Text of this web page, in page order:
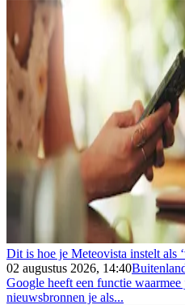
Dit is hoe je Meteovista instelt als
02 augustus 2026, 14:40
Google heeft een functie
nieuwsbronnen je als...